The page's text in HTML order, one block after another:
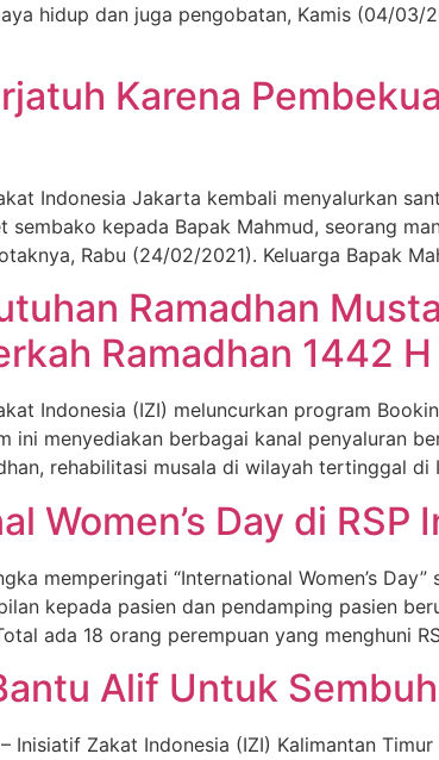
hidup dan juga pengobatan, Kamis (04/
Karena
Indonesia Jakarta kembali menyalurkan
sembako kepada Bapak Mahmud, seorang
Rabu (24/02/2021). Keluarga Bapak
Ramadhan
Ramadhan 1442 H
Indonesia (IZI) meluncurkan program
ini menyediakan berbagai kanal penyaluran
rehabilitasi musala di wilayah tertinggal
Women’s Day di
memperingati “International Women’s
kepada pasien dan pendamping pasien
ada 18 orang perempuan yang menghuni
Alif Untuk
– Inisiatif Zakat Indonesia (IZI) Kalimantan